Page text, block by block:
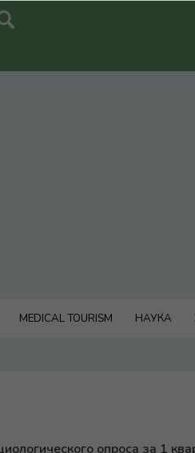
MEDICAL TOURISM НАУКА
опроса за 1